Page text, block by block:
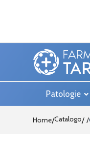
Patologie
Home Catalogo/